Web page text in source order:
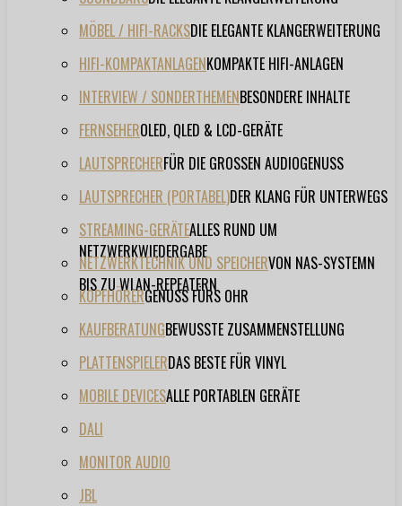
MÖBEL / HIFI-RACKSDIE ELEGANTE KLANGERWEITERUNG
HIFI-KOMPAKTANLAGENKOMPAKTE HIFI-ANLAGEN
INTERVIEW / SONDERTHEMENBESONDERE INHALTE
FERNSEHEROLED, QLED & LCD-GERÄTE
LAUTSPRECHERFÜR DIE GROSSEN AUDIOGENUSS
LAUTSPRECHER (PORTABEL)DER KLANG FÜR UNTERWEGS
STREAMING-GERÄTEALLES RUND UM
NETZWERKWIEDERGABE
NETZWERKTECHNIK UND SPEICHERVON NAS-SYSTEMN
BIS ZU WLAN-REPEATERN
KOPFHÖRERGENUSS FÜRS OHR
KAUFBERATUNGBEWUSSTE ZUSAMMENSTELLUNG
PLATTENSPIELERDAS BESTE FÜR VINYL
MOBILE DEVICESALLE PORTABLEN GERÄTE
DALI
MONITOR AUDIO
JBL